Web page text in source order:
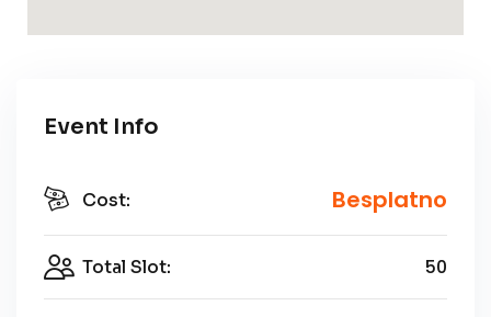
Event Info
Cost: Besplatno
Total Slot: 50